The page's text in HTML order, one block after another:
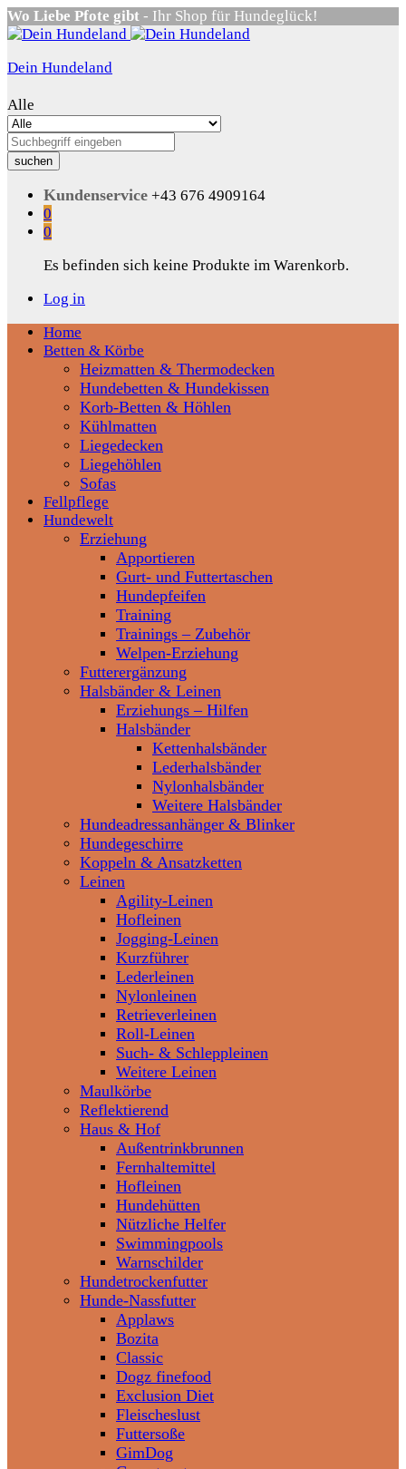
Wo Liebe Pfote gibt - Ihr Shop für Hundeglück!
Dein Hundeland
Alle
suchen
Kundenservice +43 676 4909164
0
0
Es befinden sich keine Produkte im Warenkorb.
Log in
Home
Betten & Körbe
Heizmatten & Thermodecken
Hundebetten & Hundekissen
Korb-Betten & Höhlen
Kühlmatten
Liegedecken
Liegehöhlen
Sofas
Fellpflege
Hundewelt
Erziehung
Apportieren
Gurt- und Futtertaschen
Hundepfeifen
Training
Trainings – Zubehör
Welpen-Erziehung
Futterergänzung
Halsbänder & Leinen
Erziehungs – Hilfen
Halsbänder
Kettenhalsbänder
Lederhalsbänder
Nylonhalsbänder
Weitere Halsbänder
Hundeadressanhänger & Blinker
Hundegeschirre
Koppeln & Ansatzketten
Leinen
Agility-Leinen
Hofleinen
Jogging-Leinen
Kurzführer
Lederleinen
Nylonleinen
Retrieverleinen
Roll-Leinen
Such- & Schleppleinen
Weitere Leinen
Maulkörbe
Reflektierend
Haus & Hof
Außentrinkbrunnen
Fernhaltemittel
Hofleinen
Hundehütten
Nützliche Helfer
Swimmingpools
Warnschilder
Hundetrockenfutter
Hunde-Nassfutter
Applaws
Bozita
Classic
Dogz finefood
Exclusion Diet
Fleischeslust
Futtersoße
GimDog